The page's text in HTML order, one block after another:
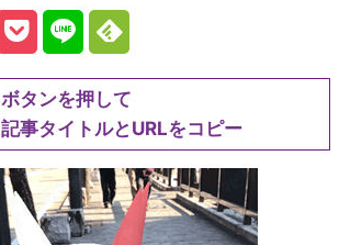
ボタンを押して
記事タイトルとURLをコピー